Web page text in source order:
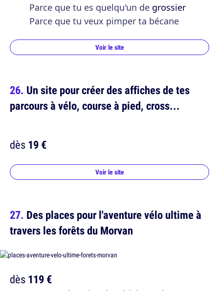
Parce que tu es quelqu'un de grossier
Parce que tu veux pimper ta bécane
Voir le site
Un site pour créer des affiches de tes
parcours à vélo, course à pied, cross...
dès19 €
Voir le site
Des places pour l'aventure vélo ultime à
travers les forêts du Morvan
dès119 €